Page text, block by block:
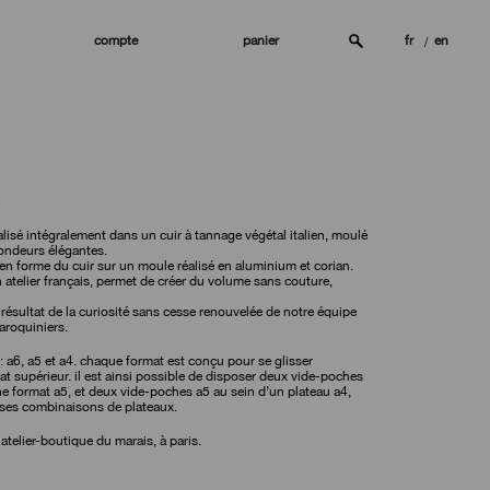
compte panier fr en
intégralement dans un cuir à tannage végétal italien, moulé
élégantes.
forme du cuir sur un moule réalisé en aluminium et corian.
atelier français, permet de créer du volume sans couture,
de la curiosité sans cesse renouvelée de notre équipe
a5 et a4. chaque format est conçu pour se glisser
supérieur. il est ainsi possible de disposer deux vide-poches
format a5, et deux vide-poches a5 au sein d’un plateau a4,
combinaisons de plateaux.
boutique du marais, à paris.